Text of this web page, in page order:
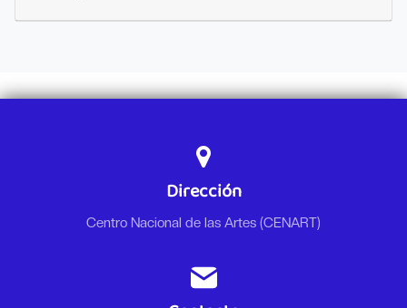
Dirección
Centro Nacional de las Artes (CENART)